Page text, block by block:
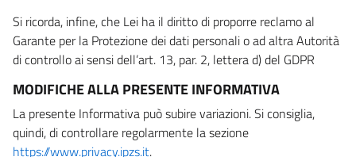
Si ricorda, infine, che Lei ha il diritto di proporre reclamo al
Garante per la Protezione dei dati personali o ad altra Autorità
di controllo ai sensi dell’art. 13, par. 2, lettera d) del GDPR
MODIFICHE ALLA PRESENTE INFORMATIVA
La presente Informativa può subire variazioni. Si consiglia,
quindi, di controllare regolarmente la sezione
https://www.privacy.ipzs.it.